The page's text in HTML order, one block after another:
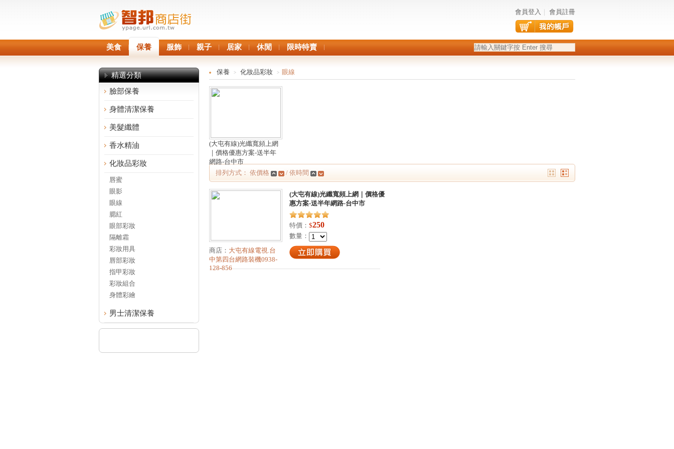
美食 保養 服飾 親子 居家 休閒 限時特賣
會員登入 會員註冊
精選分類
臉部保養
身體清潔保養
美髮纖體
香水精油
化妝品彩妝
唇蜜
眼影
眼線
腮紅
眼部彩妝
隔離霜
彩妝用具
唇部彩妝
指甲彩妝
彩妝組合
身體彩繪
男士清潔保養
保養 > 化妝品彩妝 > 眼線
(大屯有線)光纖寬頻上網
｜價格優惠方案-送半年
網路-台中市
排列方式： 依價格
/ 依時間
商店： 大屯有線電視.台
中第四台網路裝機0938-
128-856
(大屯有線)光纖寬頻上網｜價格優
惠方案-送半年網路-台中市
特價： $250
數量：